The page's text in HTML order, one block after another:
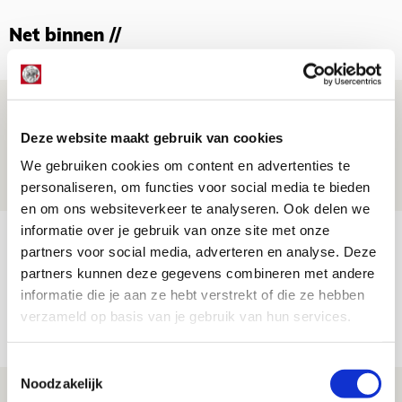
Deze website maakt gebruik van cookies
We gebruiken cookies om content en advertenties te
personaliseren, om functies voor social media te bieden
en om ons websiteverkeer te analyseren. Ook delen we
informatie over je gebruik van onze site met onze
partners voor social media, adverteren en analyse. Deze
partners kunnen deze gegevens combineren met andere
informatie die je aan ze hebt verstrekt of die ze hebben
verzameld op basis van je gebruik van hun services.
Noodzakelijk
Net binnen //
mijn hoofd spoken’
07 AUGUSTUS 2026 - 20:02
NIEUWS
Míchel geeft blessure-update en
spreekt over Godts, Baas en
aanwinsten
07 AUGUSTUS 2026 - 14:13
NIEUWS
Volop enthousiasme in fotoverslag van